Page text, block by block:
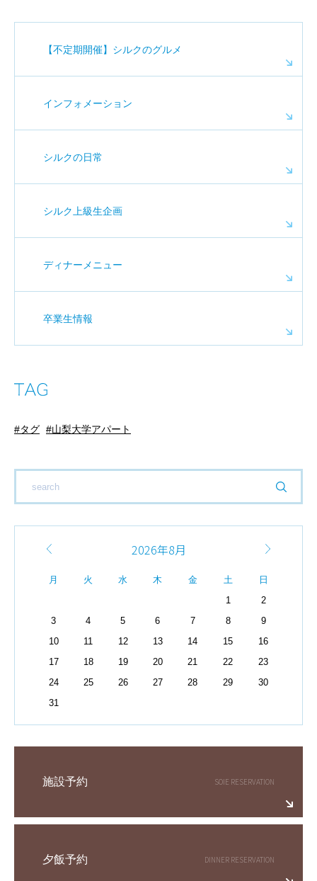
【不定期開催】シルクのグルメ
インフォメーション
シルクの日常
シルク上級生企画
ディナーメニュー
卒業生情報
タグ 山梨大学アパート
2026年8月
月 火 水 木 金 土
日
1
2
3
4 5 6 7 8
9
10
11 12 13 14 15
16
17
18 19 20 21 22
23
24
25 26 27 28 29
30
31
施設予約
夕飯予約